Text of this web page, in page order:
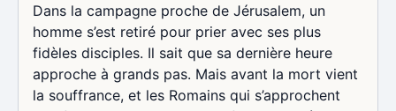
Dans la campagne proche de Jérusalem, un
homme s’est retiré pour prier avec ses plus
fidèles disciples. Il sait que sa dernière heure
approche à grands pas. Mais avant la mort vient
la souffrance, et les Romains qui s’approchent